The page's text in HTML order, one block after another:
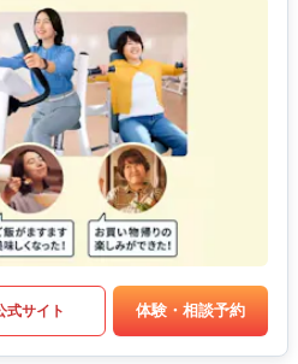
式サイト 体験・相談予約